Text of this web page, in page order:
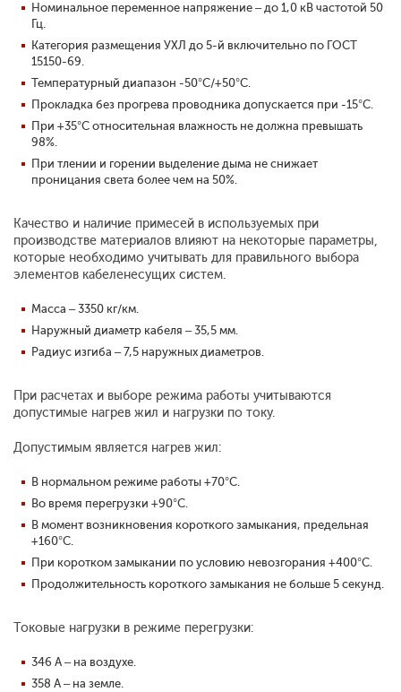
Номинальное переменное напряжение – до 1,0 кВ частотой 50
Гц.
Категория размещения УХЛ до 5-й включительно по ГОСТ
15150-69.
Температурный диапазон -50°С/+50°С.
Прокладка без прогрева проводника допускается при -15°С.
При +35°С относительная влажность не должна превышать
98%.
При тлении и горении выделение дыма не снижает
проницания света более чем на 50%.
Качество и наличие примесей в используемых при
производстве материалов влияют на некоторые параметры,
которые необходимо учитывать для правильного выбора
элементов кабеленесущих систем.
Масса – 3350 кг/км.
Наружный диаметр кабеля – 35,5 мм.
Радиус изгиба – 7,5 наружных диаметров.
При расчетах и выборе режима работы учитываются
допустимые нагрев жил и нагрузки по току.
Допустимым является нагрев жил:
В нормальном режиме работы +70°С.
Во время перегрузки +90°С.
В момент возникновения короткого замыкания, предельная
+160°С.
При коротком замыкании по условию невозгорания +400°С.
Продолжительность короткого замыкания не больше 5 секунд.
Токовые нагрузки в режиме перегрузки:
346 А – на воздухе.
358 А – на земле.